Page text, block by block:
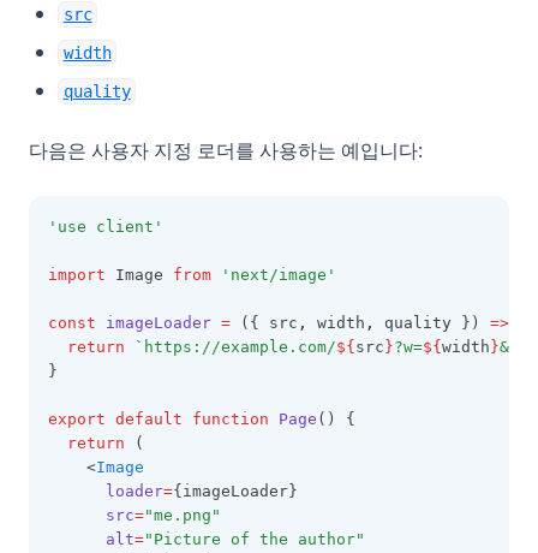
src
width
quality
다음은 사용자 지정 로더를 사용하는 예입니다:
'use client'
import Image from 'next/image'
const imageLoader = ({ src , width , quality }) =>
return
`https://example.com/${ src }?w=${ width }&q=
}
export default function Page () {
return (
    <
Image
loader={imageLoader}
src="me.png"
alt="Picture of the author"